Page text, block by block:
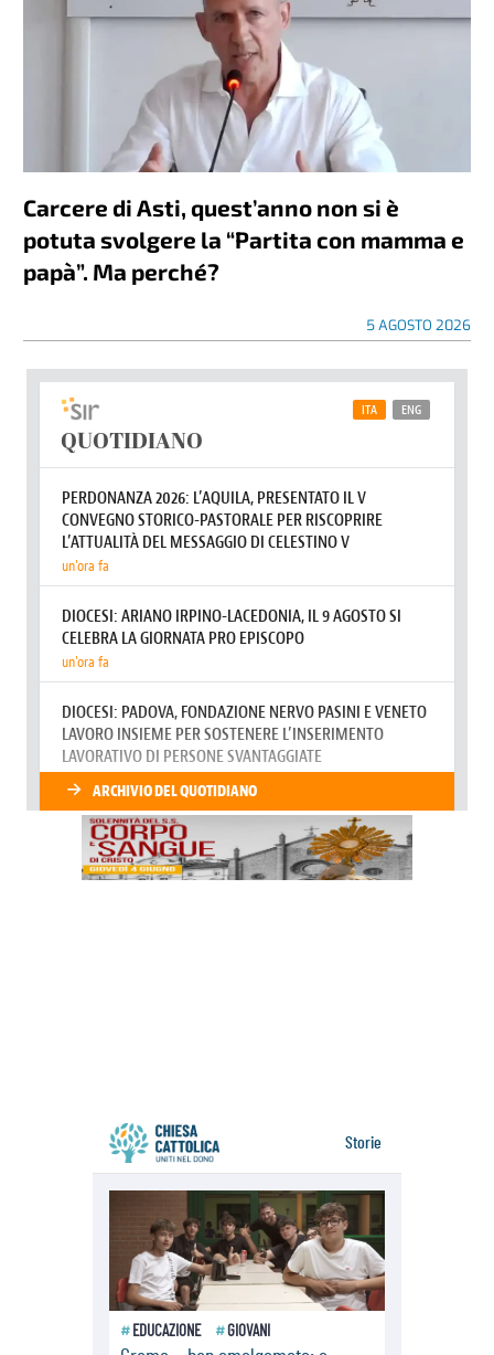
Carcere di Asti, quest’anno non si è
potuta svolgere la “Partita con mamma e
papà”. Ma perché?
5 AGOSTO 2026